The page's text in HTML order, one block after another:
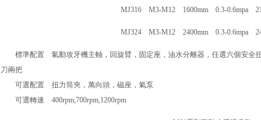
MJ316 M3-M12 1600mm 0.3-0.6mpa
MJ324 M3-M12 2400mm 0.3-0.6mpa
標準配置 氣動攻牙機主軸，回旋臂，固定座，油水分離器，任選六個安全
刀兩把
可選配置 扭力筒夾，萬向頭，磁座，氣泵
可選轉速 400rpm,700rpm,1200rpm